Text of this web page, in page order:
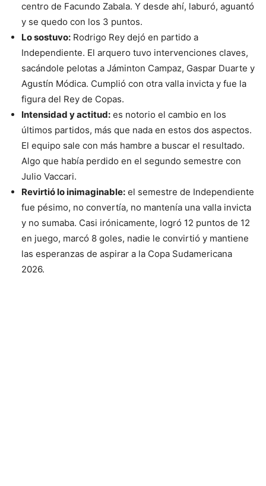
centro de Facundo Zabala. Y desde ahí, laburó, aguantó
y se quedo con los 3 puntos.
Lo sostuvo: Rodrigo Rey dejó en partido a
Independiente. El arquero tuvo intervenciones claves,
sacándole pelotas a Jáminton Campaz, Gaspar Duarte y
Agustín Módica. Cumplió con otra valla invicta y fue la
figura del Rey de Copas.
Intensidad y actitud: es notorio el cambio en los
últimos partidos, más que nada en estos dos aspectos.
El equipo sale con más hambre a buscar el resultado.
Algo que había perdido en el segundo semestre con
Julio Vaccari.
Revirtió lo inimaginable: el semestre de Independiente
fue pésimo, no convertía, no mantenía una valla invicta
y no sumaba. Casi irónicamente, logró 12 puntos de 12
en juego, marcó 8 goles, nadie le convirtió y mantiene
las esperanzas de aspirar a la Copa Sudamericana
2026.